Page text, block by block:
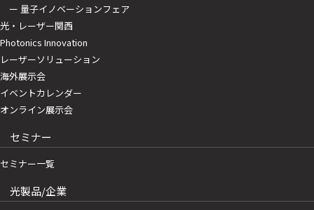
ー 量子イノベーションフェア
光・レーザー関西
Photonics Innovation
レーザーソリューション
海外展示会
イベントカレンダー
オンライン展示会
セミナー
セミナー一覧
光製品/企業